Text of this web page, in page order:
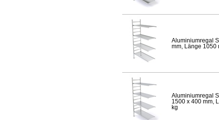
Aluminiumregal
mm, Länge 1050
Aluminiumregal
1500 x 400 mm,
kg